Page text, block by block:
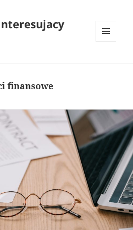
finansowe